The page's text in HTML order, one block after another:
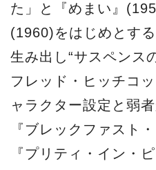
た」と『めまい』
(1960)をはじめとす
生み出し“サスペンス
フレッド・ヒッチコ
ャラクター設定と弱
『ブレックファスト
『プリティ・イン・